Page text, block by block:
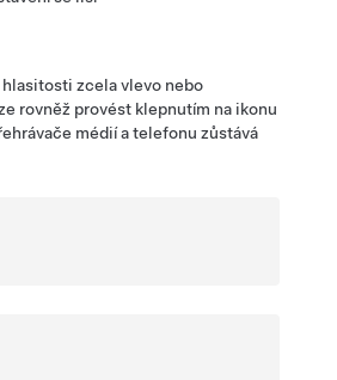
zcela vlevo nebo
rovněž provést klepnutím na ikonu
médií a telefonu zůstává